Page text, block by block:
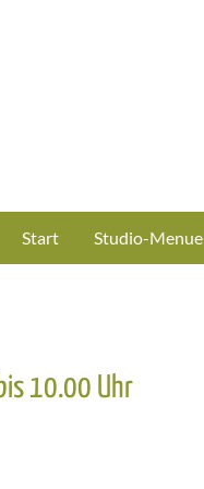
Start Studio-Menue
10.00 Uhr